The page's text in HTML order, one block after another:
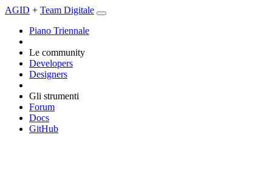
AGID + Team Digitale
Piano Triennale
Le community
Developers
Designers
Gli strumenti
Forum
Docs
GitHub